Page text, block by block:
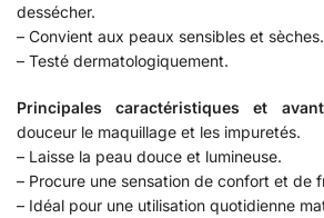
dessécher.
– Convient aux peaux sensibles et sèches.
– Testé dermatologiquement.
Principales caractéristiques et
douceur le maquillage et les impuretés.
– Laisse la peau douce et lumineuse.
– Procure une sensation de confort et de
– Idéal pour une utilisation quotidienne